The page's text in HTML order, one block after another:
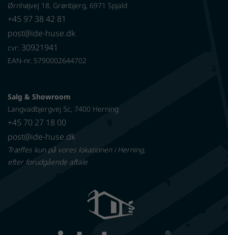
Ørnhøjvej 18, Grønbjerg, 6971 Spjald
+45 97 38 42 81
post@ide-huse.dk
cvr: 30921941
EAN-nr. 5790002644702
Salg & Showroom
Langvadbjergvej 5c, 7400 Herning
+45 70 27 18 00
post@ide-huse.dk
Træffes kun på vores lokationen i Herning,
efter forudgående aftale